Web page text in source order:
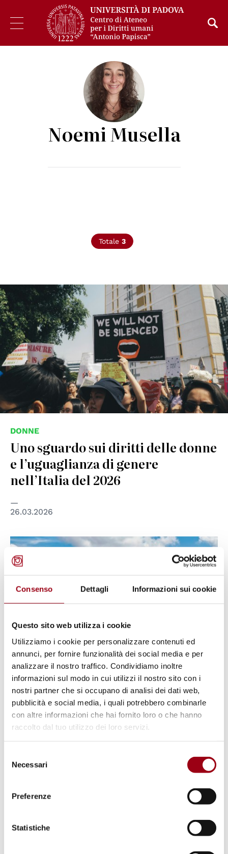
Consenso Dettagli Informazioni sui cookie
Questo sito web utilizza i cookie
Utilizziamo i cookie per personalizzare contenuti ed
annunci, per fornire funzionalità dei social media e per
analizzare il nostro traffico. Condividiamo inoltre
informazioni sul modo in cui utilizzi il nostro sito con i
nostri partner che si occupano di analisi dei dati web,
pubblicità e social media, i quali potrebbero combinarle
con altre informazioni che hai fornito loro o che hanno
raccolto dal tuo utilizzo dei loro servizi.
delNecessari
Preferenze
Statistiche
Noemi Musella
Totale 3
© Michelle Ding
DONNE
Uno sguardo sui diritti delle donne
e l’uguaglianza di genere
nell’Italia del 2026
26.03.2026
© https://openverse.org/image/d24df87b-e1bc-41ce-87ef-
AMBIENTE
Belém, 10-21 Novembre 2025: cosa
lascia la COP30